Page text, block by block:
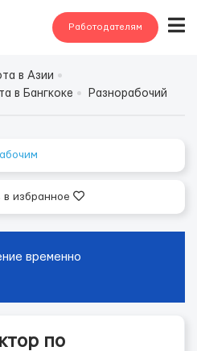
Работодателям
в Азии
в Бангкоке Разнорабочий
в избранное
временно
по